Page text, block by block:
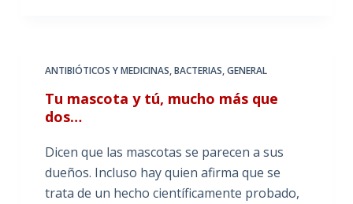
ANTIBIÓTICOS Y MEDICINAS,BACTERIAS,GENERAL
Tu mascota y tú, mucho más que
dos…
Dicen que las mascotas se parecen a sus
dueños. Incluso hay quien afirma que se
trata de un hecho científicamente probado,